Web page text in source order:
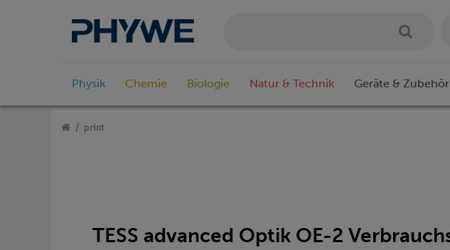
Physik Chemie Biologie Natur & Technik Geräte & Zubehör
print
TESS advanced Optik OE-2